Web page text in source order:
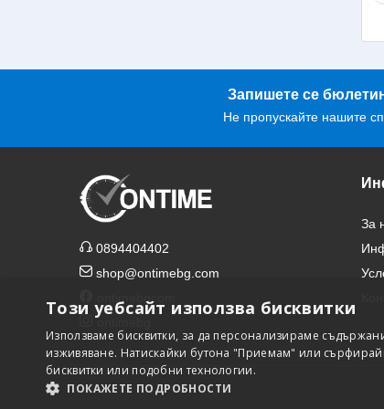
Запишете се
Не пропускайте нашите
0894404402
shop@ontimebg.com
ontimebg
За
Този уебсайт използва бисквитки
Използваме бисквитки, за да персонализираме
изживяване. Натискайки бутона "Приемам" или
бисквитки или подобни технологии.
ПОКАЖЕТЕ ПОДРОБНОСТИ